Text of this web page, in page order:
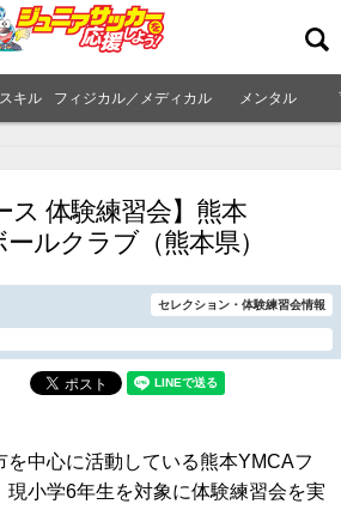
キル フィジカル／メディカル メンタル
ス 体験練習会】熊本
ルクラブ（熊本県）
セレクション・体験練習会情報
を中心に活動している熊本YMCAフ
現小学6年生を対象に体験練習会を実